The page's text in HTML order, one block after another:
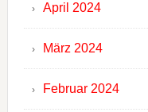
April 2024
März 2024
Februar 2024